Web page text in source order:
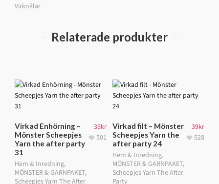
Virknålar
Relaterade produkter
Virkad Enhörning –
Mönster Scheepjes
Yarn the after party
31
Hem & Inredning,
MÖNSTER & GARNPAKET,
Scheepjes Yarn The After
39kr
501
Virkad filt – Mönster
Scheepjes Yarn the
after party 24
Hem & Inredning,
MÖNSTER & GARNPAKET,
Scheepjes Yarn The After
Party
39kr
528